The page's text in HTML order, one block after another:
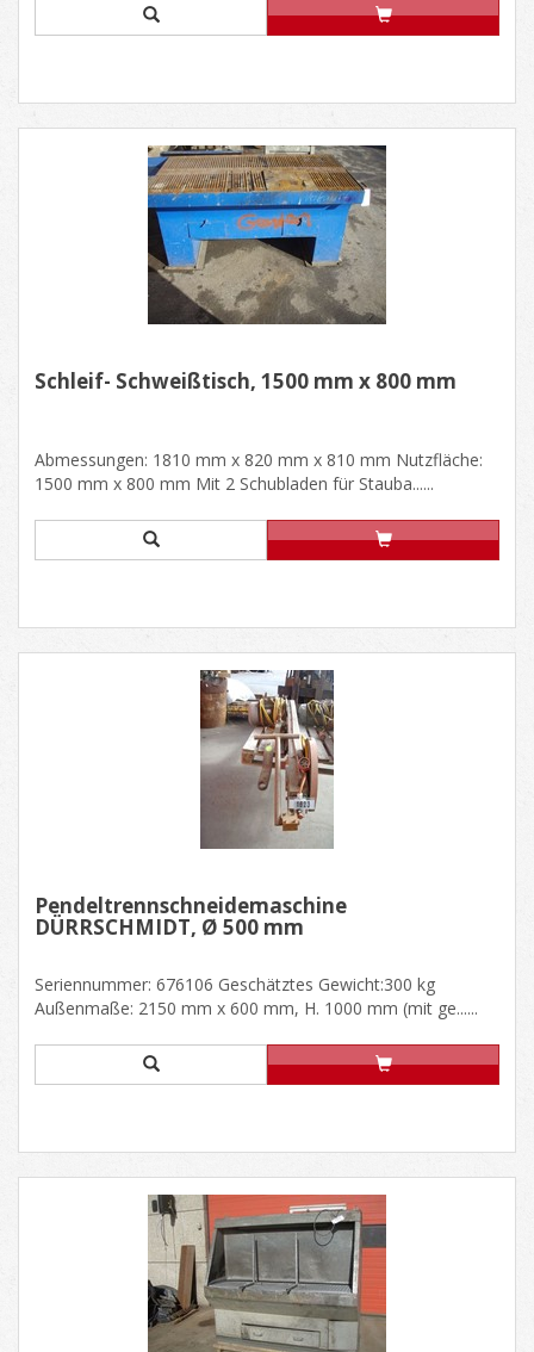
Schleif- Schweißtisch, 1500 mm x 800 mm
Abmessungen: 1810 mm x 820 mm x 810 mm Nutzfläche:
1500 mm x 800 mm Mit 2 Schubladen für Stauba......
Pendeltrennschneidemaschine
DÜRRSCHMIDT, Ø 500 mm
Seriennummer: 676106 Geschätztes Gewicht:300 kg
Außenmaße: 2150 mm x 600 mm, H. 1000 mm (mit ge......